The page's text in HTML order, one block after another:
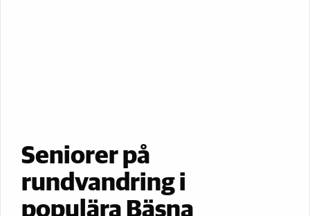
Seniorer på
rundvandring i
populära Bäsna